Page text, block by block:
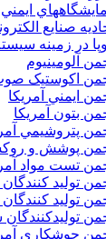
ايمني
صنايع
در زمينه
آلومينيوم
اکوستيک
ايمني آمريکا
بتون آمريکا
پتروشيمي
انجمن پوشش و
تست مواد
توليد
توليد
جوشکاري